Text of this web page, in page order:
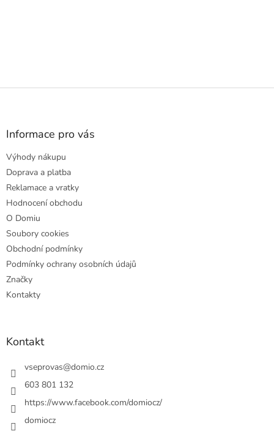
Z
Informace pro vás
Výhody nákupu
Doprava a platba
Reklamace a vratky
Hodnocení obchodu
O Domiu
Soubory cookies
Obchodní podmínky
Podmínky ochrany osobních údajů
Značky
Kontakty
Kontakt
vseprovas@domio.cz
603 801 132
https://www.facebook.com/domiocz/
domiocz